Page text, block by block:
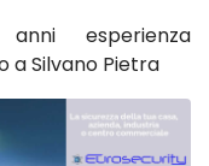
esperienza
a Silvano Pietra